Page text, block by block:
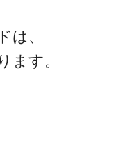
は、
ます。